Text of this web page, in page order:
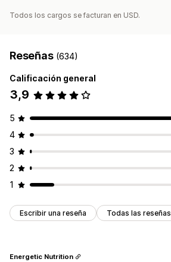
Todos los cargos se facturan en USD.
Reseñas (634)
Calificación general
3,9
5
4
3
2
1
Escribir una reseña Todas las reseñas
Energetic Nutrition